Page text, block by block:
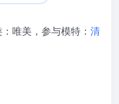
唯美，参与模特： 清